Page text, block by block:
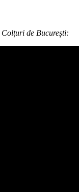
Colțuri de București: